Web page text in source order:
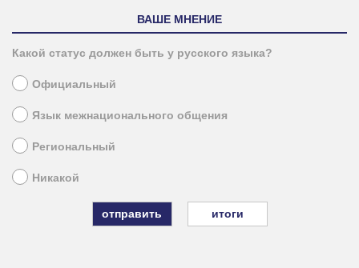
ВАШЕ МНЕНИЕ
Какой статус должен быть у русского языка?
Официальный
Язык межнационального общения
Региональный
Никакой
итоги